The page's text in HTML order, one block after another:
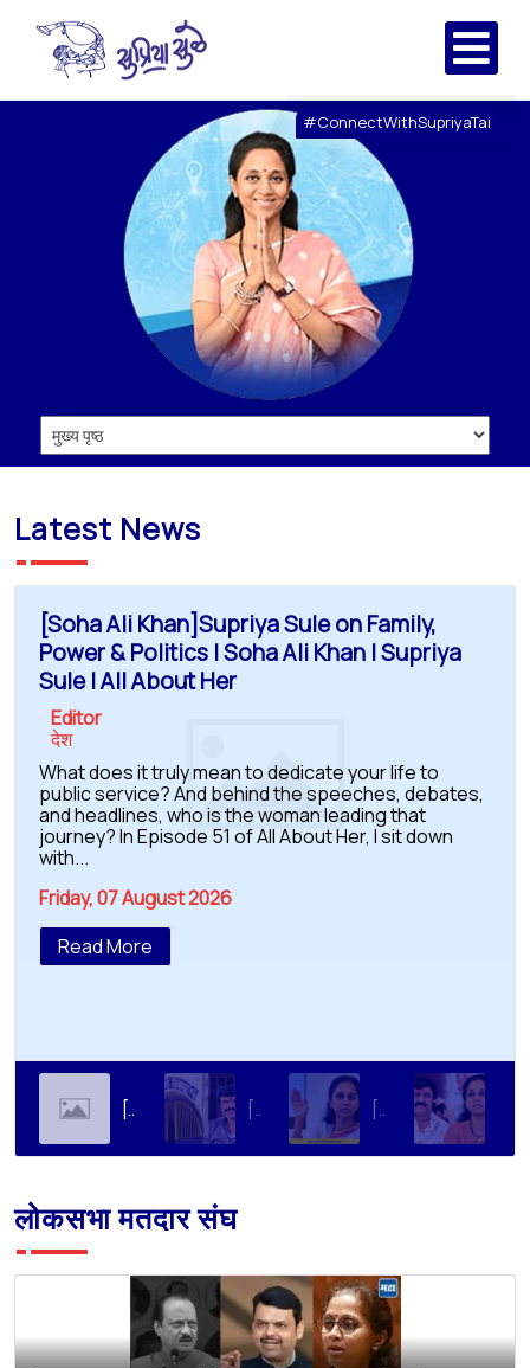
#ConnectWithSupriyaTai
Latest News
[Soha Ali Khan]Supriya Sule on Family,
Power & Politics | Soha Ali Khan | Supriya
Sule | All About Her
Editor
देश
What does it truly mean to dedicate your life to
public service? And behind the speeches, debates,
and headlines, who is the woman leading that
journey? In Episode 51 of All About Her, I sit down
with...
Friday, 07 August 2026
Read More
[Soha Ali Khan]Supriya Sule on Family, Power & Politics | Soha Ali Khan | Supriya Sule | All About Her [Loksatta]संतोष देशमुख हत्या प्रकरण : वाल्मिक कराडची रवानगी नागपूर कारागृहात करण्याची सुप्रिया सुळेंची मागणी [Dainik Prabhat]‘वाल्मिक कराडला बीड कारागृहातून नागपूरला हलवा’; सुप्रिया सुळेंची मुख्यमंत्र्यांकडे मोठी मागणी
लोकसभा मतदार संघ